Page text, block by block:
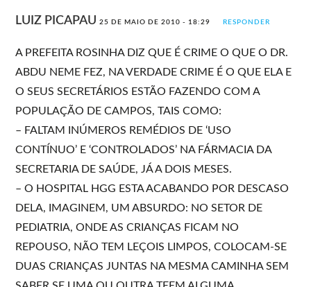
LUIZ PICAPAU 25 DE MAIO DE 2010 - 18:29 RESPONDER
A PREFEITA ROSINHA DIZ QUE É CRIME O QUE O DR.
ABDU NEME FEZ, NA VERDADE CRIME É O QUE ELA E
O SEUS SECRETÁRIOS ESTÃO FAZENDO COM A
POPULAÇÃO DE CAMPOS, TAIS COMO:
– FALTAM INÚMEROS REMÉDIOS DE ‘USO
CONTÍNUO’ E ‘CONTROLADOS’ NA FÁRMACIA DA
SECRETARIA DE SAÚDE, JÁ A DOIS MESES.
– O HOSPITAL HGG ESTA ACABANDO POR DESCASO
DELA, IMAGINEM, UM ABSURDO: NO SETOR DE
PEDIATRIA, ONDE AS CRIANÇAS FICAM NO
REPOUSO, NÃO TEM LEÇOIS LIMPOS, COLOCAM-SE
DUAS CRIANÇAS JUNTAS NA MESMA CAMINHA SEM